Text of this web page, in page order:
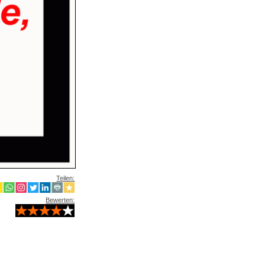
Teilen:
Bewerten: